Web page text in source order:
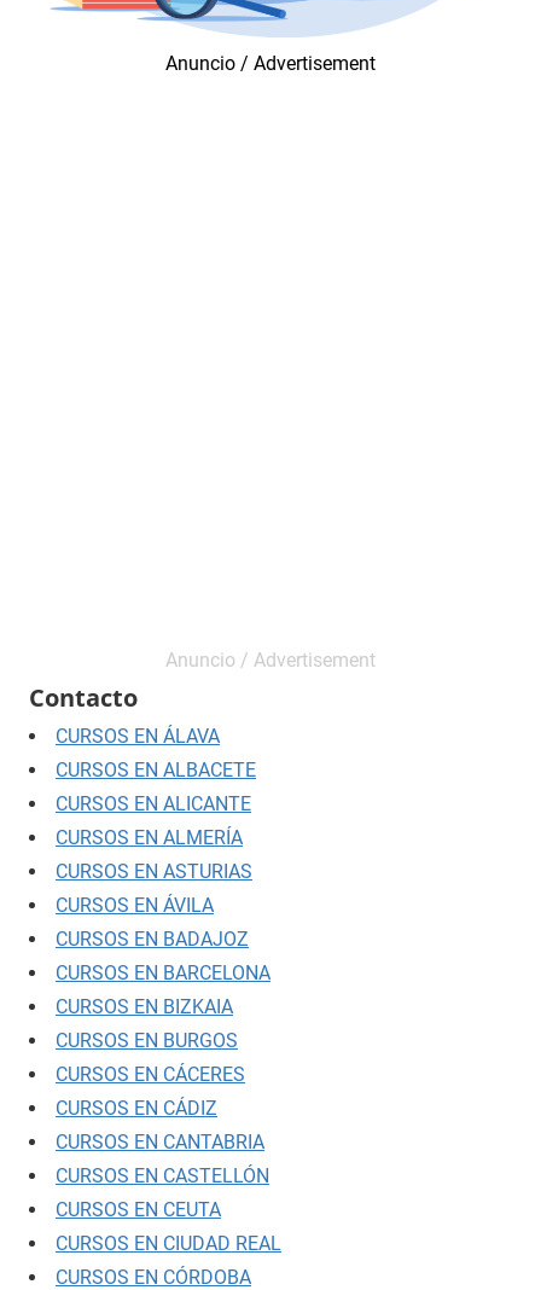
Contacto
CURSOS EN ÁLAVA
CURSOS EN ALBACETE
CURSOS EN ALICANTE
CURSOS EN ALMERÍA
CURSOS EN ASTURIAS
CURSOS EN ÁVILA
CURSOS EN BADAJOZ
CURSOS EN BARCELONA
CURSOS EN BIZKAIA
CURSOS EN BURGOS
CURSOS EN CÁCERES
CURSOS EN CÁDIZ
CURSOS EN CANTABRIA
CURSOS EN CASTELLÓN
CURSOS EN CEUTA
CURSOS EN CIUDAD REAL
CURSOS EN CÓRDOBA